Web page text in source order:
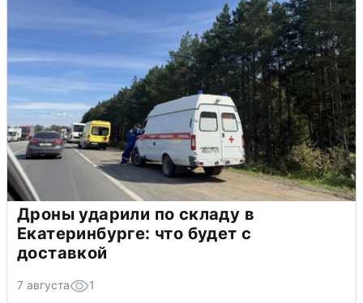
Дроны ударили по складу в
Екатеринбурге: что будет с
доставкой
7 августа 1